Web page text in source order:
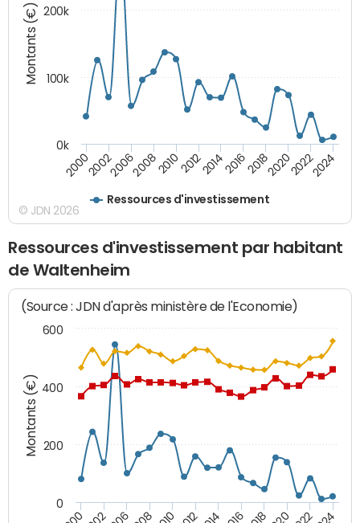
Montants (€)
Ressources d'investissement
200020022006200820102012201420162018202020222024
0k
100k
200k
© JDN 2026
Ressources d'investissement par habitant
de Waltenheim
Montants (€)
(Source : JDN d'après ministère de l'Economie)
0
200
400
600